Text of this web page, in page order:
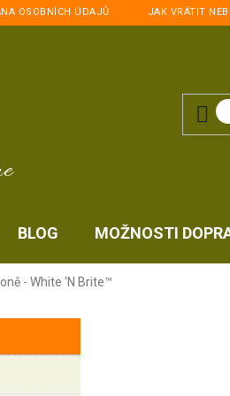
OSOBNÍCH ÚDAJŮ JAK VRÁTIT
BLOG MOŽNOSTI
- White 'N Brite™